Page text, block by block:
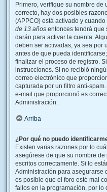
Primero, verifique su nombre de
correcto, hay dos posibles
(APPCO) está activado y
de 13 años entonces tendrá que
darán para activar la cuenta.
deben ser activadas, ya sea por
antes de que pueda
finalizar el proceso de registro.
instrucciones. Si no recibió
correo electrónico que
capturada por un filtro anti-
e-mail que proporcionó es
Administración.
Arriba
¿Por qué no puedo
Existen varias razones por lo
asegúrese de que su nombre
escritos correctamente. Si lo
Administración para asegurarse
es posible que el foro esté mal
fallos en la programación, por lo